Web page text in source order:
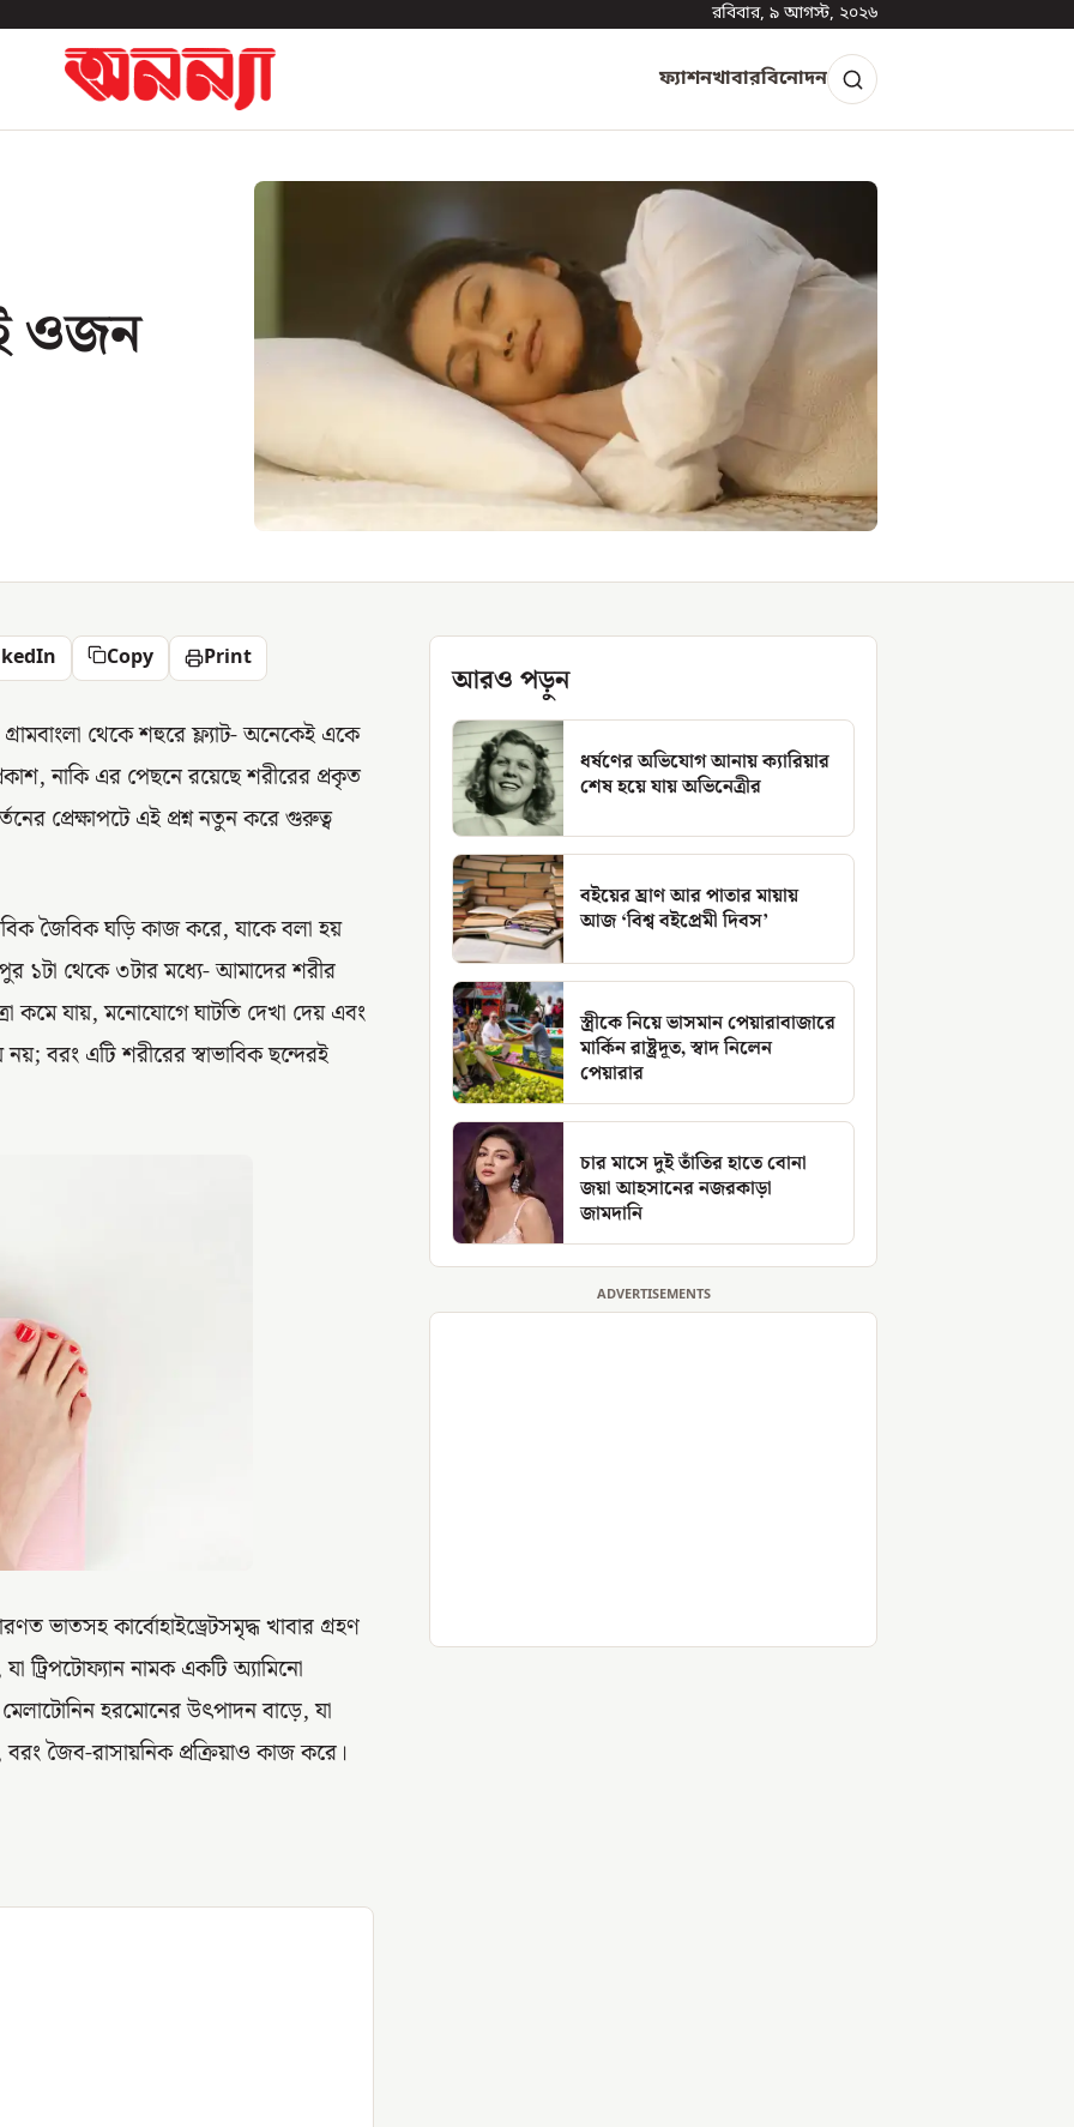
রবিবার, ৯ আগস্ট, ২০২৬
ফ্যাশনখাবারবিনোদন
ওজন
Copy Print
থেকে শহুরে ফ্ল্যাট- অনেকেই একে
নাকি এর পেছনে রয়েছে শরীরের প্রকৃত
প্রেক্ষাপটে এই প্রশ্ন নতুন করে গুরুত্ব
জৈবিক ঘড়ি কাজ করে, যাকে বলা হয়
১টা থেকে ৩টার মধ্যে- আমাদের শরীর
কমে যায়, মনোযোগে ঘাটতি দেখা দেয় এবং
বরং এটি শরীরের স্বাভাবিক ছন্দেরই
ভাতসহ কার্বোহাইড্রেটসমৃদ্ধ খাবার গ্রহণ
ট্রিপটোফ্যান নামক একটি অ্যামিনো
হরমোনের উৎপাদন বাড়ে, যা
জৈব-রাসায়নিক প্রক্রিয়াও কাজ করে।
আরও পড়ুন
ধর্ষণের অভিযোগ আনায় ক্যারিয়ার
শেষ হয়ে যায় অভিনেত্রীর
বইয়ের ঘ্রাণ আর পাতার মায়ায়
আজ ‘বিশ্ব বইপ্রেমী দিবস’
স্ত্রীকে নিয়ে ভাসমান পেয়ারাবাজারে
মার্কিন রাষ্ট্রদূত, স্বাদ নিলেন
পেয়ারার
চার মাসে দুই তাঁতির হাতে বোনা
জয়া আহসানের নজরকাড়া
জামদানি
ADVERTISEMENTS